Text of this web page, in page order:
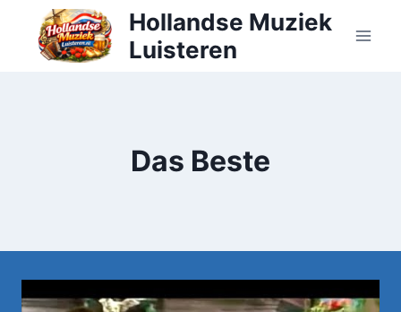
Doorgaan
inhoud
Hollandse Muziek
Luisteren
Das Beste